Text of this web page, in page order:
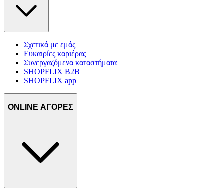
Σχετικά με εμάς
Ευκαιρίες καριέρας
Συνεργαζόμενα καταστήματα
SHOPFLIX B2B
SHOPFLIX app
ONLINE ΑΓΟΡΕΣ